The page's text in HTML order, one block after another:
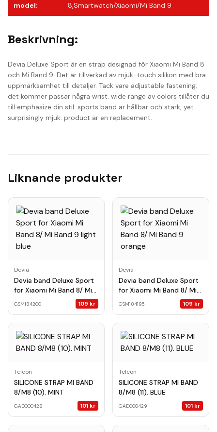
model:
8,Smartwatch/Xiaomi/Mi Band 9
Beskrivning:
Devia Deluxe Sport är en strap designad för Xiaomi Mi Band 8
och Mi Band 9. Det är tillverkad av mjuk-touch silikon med bra
uppmärksamhet till detaljer. Tack vare adjustable fastening,
det kommer passar några wrist. wide range av colors tillåter du
till emphasize din stil. sports band är hållbar och stark, yet
surprisingly mjuk. product är en replacement.
Liknande produkter
Devia
Devia band Deluxe Sport
for Xiaomi Mi Band 8/ Mi
GSM184200 109 kr
Devia
Devia band Deluxe Sport
for Xiaomi Mi Band 8/ Mi
GSM184195 109 kr
Telcon
SILICONE STRAP MI BAND
8/M8 (10). MINT
GAD000428 101 kr
Telcon
SILICONE STRAP MI BAND
8/M8 (11). BLUE
GAD000429 101 kr